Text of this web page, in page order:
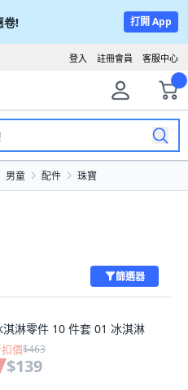
卷! 打開 App
客服中心
註冊會員
登入
男童 配件 珠寶
篩選器
淇淋零件 10 件套 01 冰淇淋
價$463
$139